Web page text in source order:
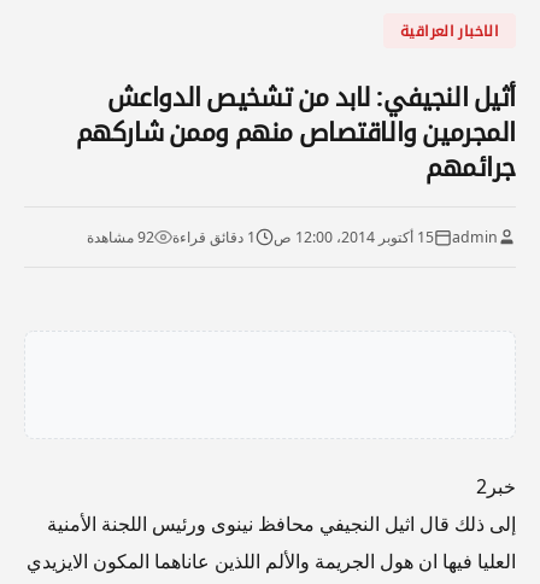
الاخبار العراقية
أثيل النجيفي: لابد من تشخيص الدواعش
المجرمين والاقتصاص منهم وممن شاركهم
جرائمهم
admin 15 أكتوبر 2014، 12:00 ص 1 دقائق قراءة 92 مشاهدة
خبر2
إلى ذلك قال اثيل النجيفي محافظ نينوى ورئيس اللجنة الأمنية
العليا فيها ان هول الجريمة والألم اللذين عاناهما المكون الايزيدي